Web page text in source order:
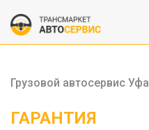
Грузовой автосервис Уфа
ГАРАНТИЯ